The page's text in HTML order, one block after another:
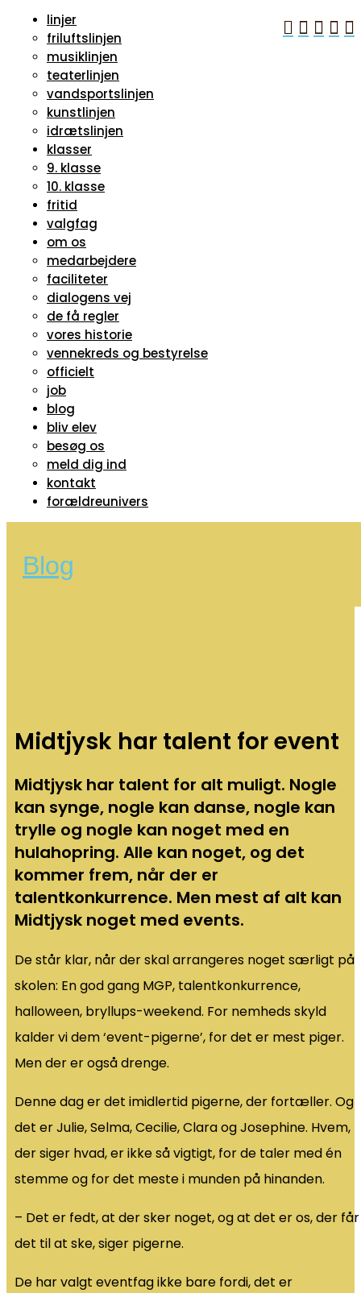





linjer
friluftslinjen
musiklinjen
teaterlinjen
vandsportslinjen
kunstlinjen
idrætslinjen
klasser
9. klasse
10. klasse
fritid
valgfag
om os
medarbejdere
faciliteter
dialogens vej
de få regler
vores historie
vennekreds og bestyrelse
officielt
job
blog
bliv elev
besøg os
meld dig ind
kontakt
forældreunivers
Blog
Midtjysk har talent for event
Midtjysk har talent for alt muligt. Nogle
kan synge, nogle kan danse, nogle kan
trylle og nogle kan noget med en
hulahopring. Alle kan noget, og det
kommer frem, når der er
talentkonkurrence. Men mest af alt kan
Midtjysk noget med events.
De står klar, når der skal arrangeres noget særligt på
skolen: En god gang MGP, talentkonkurrence,
halloween, bryllups-weekend. For nemheds skyld
kalder vi dem ‘event-pigerne’, for det er mest piger.
Men der er også drenge.
Denne dag er det imidlertid pigerne, der fortæller. Og
det er Julie, Selma, Cecilie, Clara og Josephine. Hvem,
der siger hvad, er ikke så vigtigt, for de taler med én
stemme og for det meste i munden på hinanden.
– Det er fedt, at der sker noget, og at det er os, der får
det til at ske, siger pigerne.
De har valgt eventfag ikke bare fordi, det er